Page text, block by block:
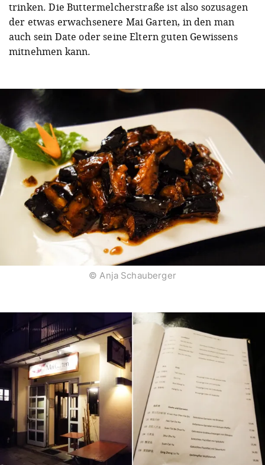
trinken. Die Buttermelcherstraße ist also sozusagen
der etwas erwachsenere Mai Garten, in den man
auch sein Date oder seine Eltern guten Gewissens
mitnehmen kann.
© Anja Schauberger